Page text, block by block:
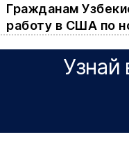
Гражданам
работу в США по
Узнай